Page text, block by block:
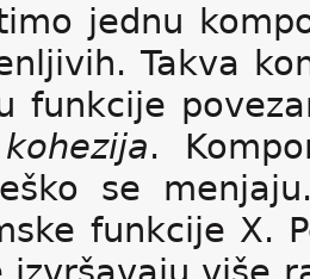
jednu
Takva
funkcije
.
se
funkcije X.